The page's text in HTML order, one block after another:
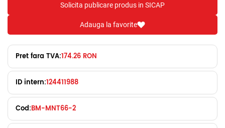
Solicita publicare produs in SICAP
Adauga la favorite
Pret fara TVA:174.26 RON
ID intern:124411988
Cod:BM-MNT66-2